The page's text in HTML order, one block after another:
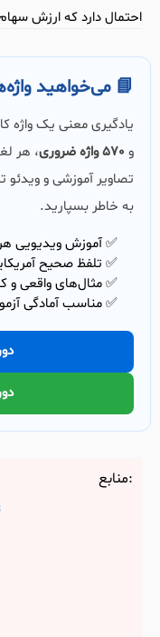
احتمال دارد که ارزش
📘 می‌خواهید
یادگیری معنی یک واژه
و 570 واژه ضروری
، هر
تصاویر آموزشی و
به خاطر بسپارید.
✅ آموزش ویدیویی
✅ تلفظ صحیح
✅ مثال‌های واقعی و
✅ مناسب آمادگی
دوره 504
دوره 570
منابع: